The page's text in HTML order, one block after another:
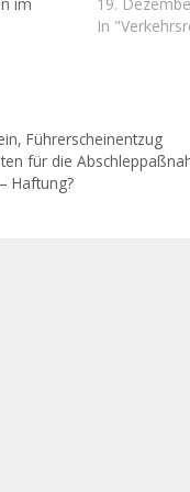
bis zum
ob nach
auch
In
,Führerscheinentzug
für die
Haftung?